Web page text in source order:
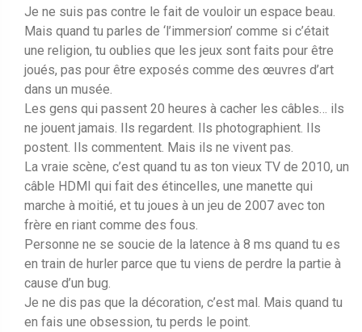
Je ne suis pas contre le fait de vouloir un espace beau.
Mais quand tu parles de ‘l’immersion’ comme si c’était
une religion, tu oublies que les jeux sont faits pour être
joués, pas pour être exposés comme des œuvres d’art
dans un musée.
Les gens qui passent 20 heures à cacher les câbles… ils
ne jouent jamais. Ils regardent. Ils photographient. Ils
postent. Ils commentent. Mais ils ne vivent pas.
La vraie scène, c’est quand tu as ton vieux TV de 2010, un
câble HDMI qui fait des étincelles, une manette qui
marche à moitié, et tu joues à un jeu de 2007 avec ton
frère en riant comme des fous.
Personne ne se soucie de la latence à 8 ms quand tu es
en train de hurler parce que tu viens de perdre la partie à
cause d’un bug.
Je ne dis pas que la décoration, c’est mal. Mais quand tu
en fais une obsession, tu perds le point.